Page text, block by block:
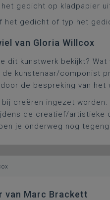
het gedicht op kladpapier
het gedicht of typ het
van Gloria Willcox
dit kunstwerk bekijkt?
kunstenaar/componist
de bespreking van het
creëren ingezet worden:
de creatief/artistieke
je onderweg nog
van Marc Brackett